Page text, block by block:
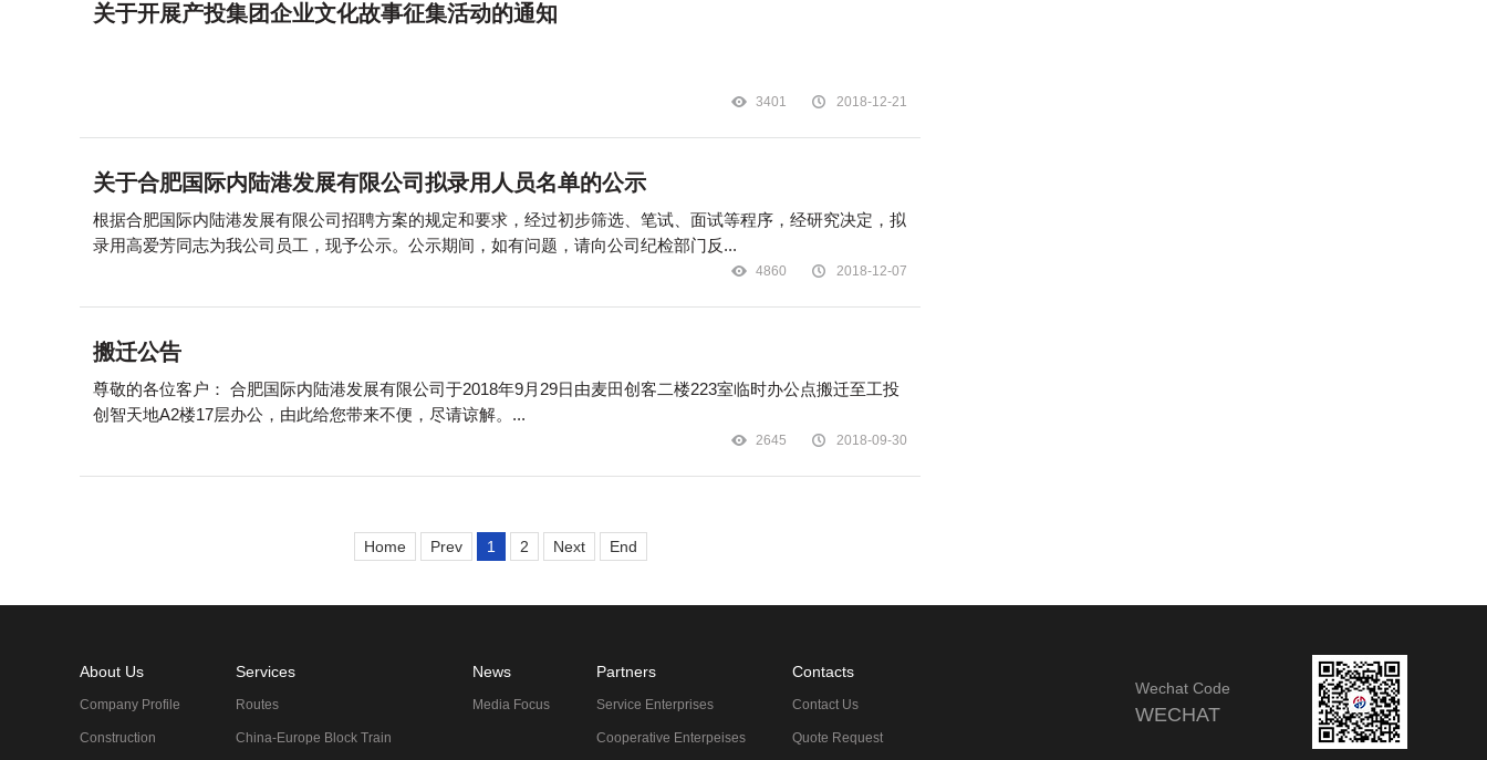
关于开展产投集团企业文化故事征集活动的通知
3401 2018-12-21
关于合肥国际内陆港发展有限公司拟录用人员名单的公示
根据合肥国际内陆港发展有限公司招聘方案的规定和要求，经过初步筛选、笔试、面试等程序，经研究决定，拟
录用高爱芳同志为我公司员工，现予公示。公示期间，如有问题，请向公司纪检部门反...
4860 2018-12-07
搬迁公告
尊敬的各位客户： 合肥国际内陆港发展有限公司于2018年9月29日由麦田创客二楼223室临时办公点搬迁至工投
创智天地A2楼17层办公，由此给您带来不便，尽请谅解。...
2645 2018-09-30
Home Prev 1 2 Next End
About Us
Company Profile
Construction
Services
Routes
China-Europe Block Train
News
Media Focus
Partners
Service Enterprises
Cooperative Enterpeises
Contacts
Contact Us
Quote Request
Wechat Code
WECHAT